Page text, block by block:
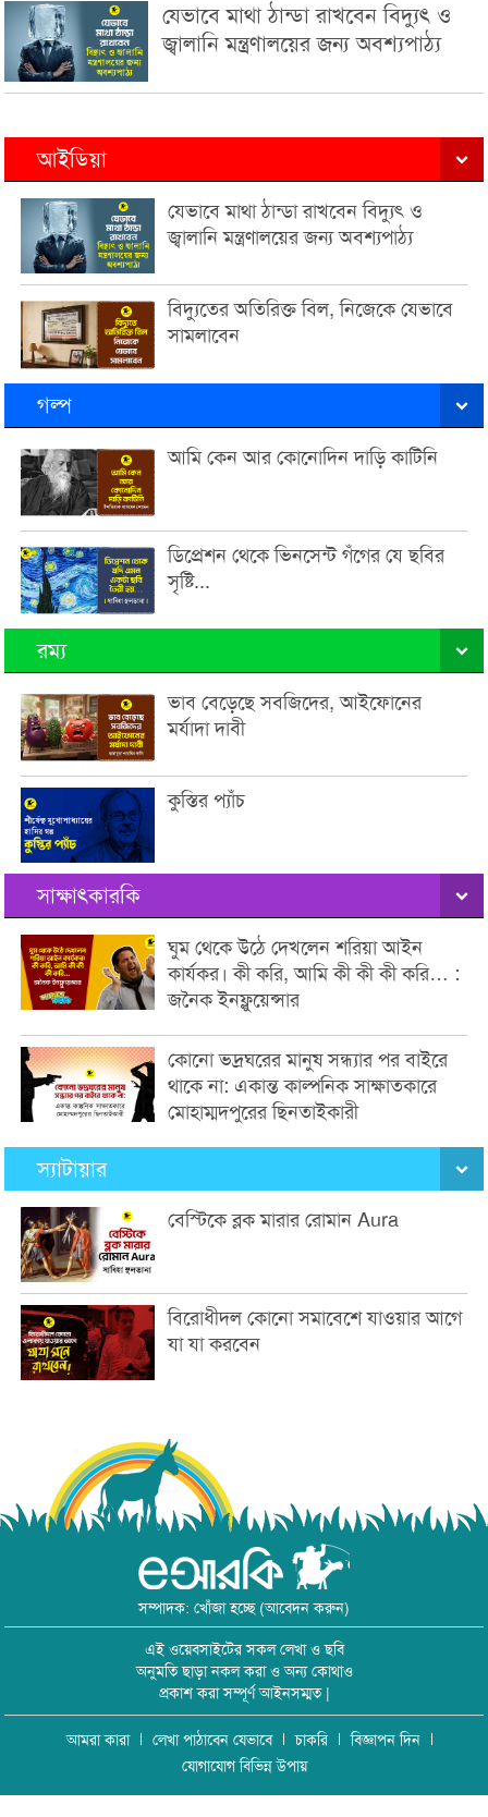
যেভাবে মাথা ঠান্ডা রাখবেন বিদ্যুৎ ও
জ্বালানি মন্ত্রণালয়ের জন্য অবশ্যপাঠ্য
আইডিয়া
যেভাবে মাথা ঠান্ডা রাখবেন বিদ্যুৎ ও
জ্বালানি মন্ত্রণালয়ের জন্য অবশ্যপাঠ্য
বিদ্যুতের অতিরিক্ত বিল, নিজেকে যেভাবে
সামলাবেন
গল্প
আমি কেন আর কোনোদিন দাড়ি কাটিনি
ডিপ্রেশন থেকে ভিনসেন্ট গঁগের যে ছবির
সৃষ্টি...
রম্য
ভাব বেড়েছে সবজিদের, আইফোনের
মর্যাদা দাবী
কুস্তির প্যাঁচ
সাক্ষাৎকারকি
ঘুম থেকে উঠে দেখলেন শরিয়া আইন
কার্যকর। কী করি, আমি কী কী কী করি… :
জনৈক ইনফ্লুয়েন্সার
কোনো ভদ্রঘরের মানুষ সন্ধ্যার পর বাইরে
থাকে না: একান্ত কাল্পনিক সাক্ষাতকারে
মোহাম্মদপুরের ছিনতাইকারী
স্যাটায়ার
বেস্টিকে ব্লক মারার রোমান Aura
বিরোধীদল কোনো সমাবেশে যাওয়ার আগে
যা যা করবেন
সম্পাদক: খোঁজা হচ্ছে (আবেদন করুন)
এই ওয়েবসাইটের সকল লেখা ও ছবি
অনুমতি ছাড়া নকল করা ও অন্য কোথাও
প্রকাশ করা সম্পূর্ণ আইনসম্মত |
আমরা কারা লেখা পাঠাবেন যেভাবে চাকরি
বিজ্ঞাপন দিন
যোগাযোগ বিভিন্ন উপায়